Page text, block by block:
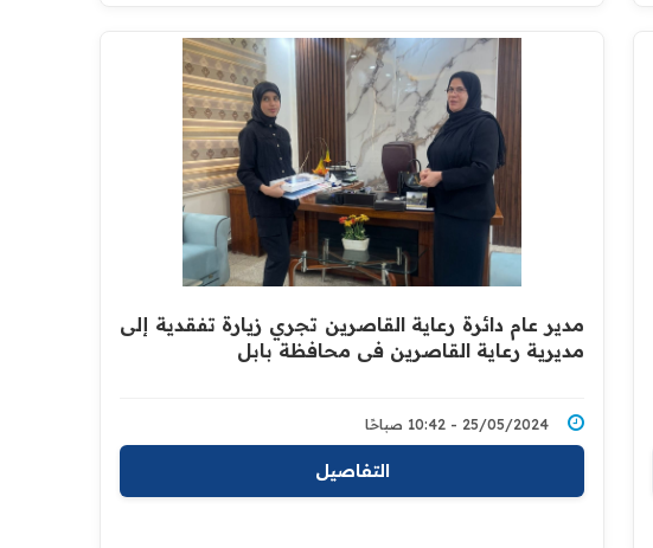
مدير عام دائرة رعاية القاصرين تجري زيارة تفقدية إلى
مديرية رعاية القاصرين في محافظة بابل
25/05/2024 - 10:42 صباحًا
التفاصيل